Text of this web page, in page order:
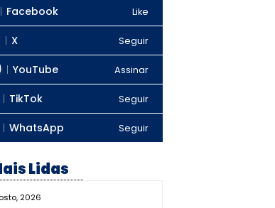
Facebook Like
X Seguir
YouTube Assinar
TikTok Seguir
WhatsApp Seguir
Lidas
2026